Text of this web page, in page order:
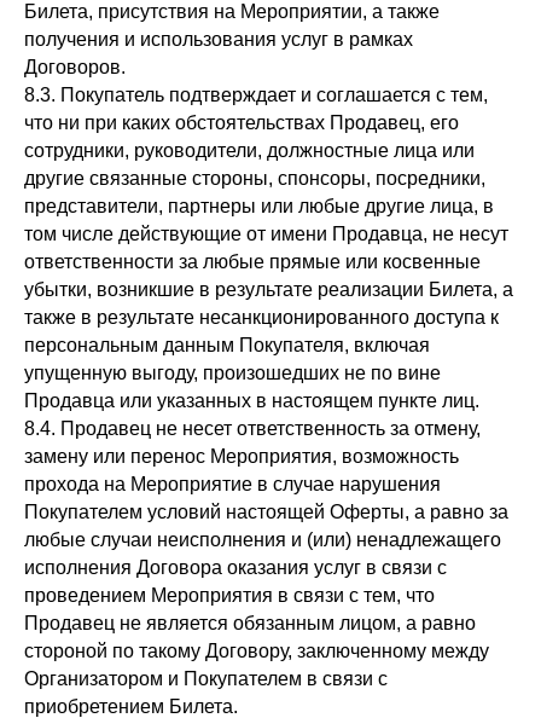
Билета, присутствия на Мероприятии, а также
получения и использования услуг в рамках
Договоров.
8.3. Покупатель подтверждает и соглашается с тем,
что ни при каких обстоятельствах Продавец, его
сотрудники, руководители, должностные лица или
другие связанные стороны, спонсоры, посредники,
представители, партнеры или любые другие лица, в
том числе действующие от имени Продавца, не несут
ответственности за любые прямые или косвенные
убытки, возникшие в результате реализации Билета, а
также в результате несанкционированного доступа к
персональным данным Покупателя, включая
упущенную выгоду, произошедших не по вине
Продавца или указанных в настоящем пункте лиц.
8.4. Продавец не несет ответственность за отмену,
замену или перенос Мероприятия, возможность
прохода на Мероприятие в случае нарушения
Покупателем условий настоящей Оферты, а равно за
любые случаи неисполнения и (или) ненадлежащего
исполнения Договора оказания услуг в связи с
проведением Мероприятия в связи с тем, что
Продавец не является обязанным лицом, а равно
стороной по такому Договору, заключенному между
Организатором и Покупателем в связи с
приобретением Билета.